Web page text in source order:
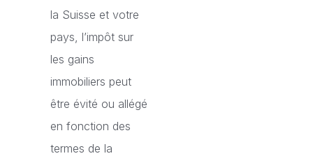
la Suisse et votre
pays, l’impôt sur
les gains
immobiliers peut
être évité ou allégé
en fonction des
termes de la